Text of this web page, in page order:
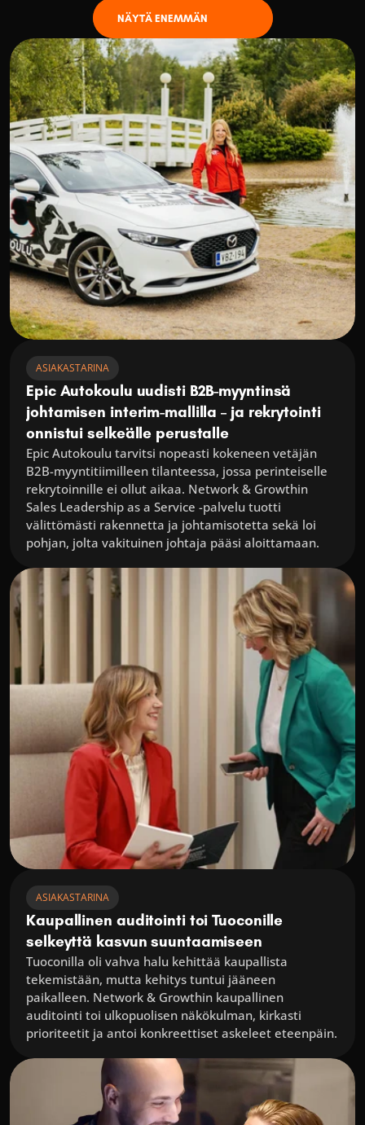
NÄYTÄ ENEMMÄN
ASIAKASTARINA
Epic Autokoulu uudisti B2B-myyntinsä
johtamisen interim-mallilla – ja rekrytointi
onnistui selkeälle perustalle
Epic Autokoulu tarvitsi nopeasti kokeneen vetäjän
B2B-myyntitiimilleen tilanteessa, jossa perinteiselle
rekrytoinnille ei ollut aikaa. Network & Growthin
Sales Leadership as a Service -palvelu tuotti
välittömästi rakennetta ja johtamisotetta sekä loi
pohjan, jolta vakituinen johtaja pääsi aloittamaan.
ASIAKASTARINA
Kaupallinen auditointi toi Tuoconille
selkeyttä kasvun suuntaamiseen
Tuoconilla oli vahva halu kehittää kaupallista
tekemistään, mutta kehitys tuntui jääneen
paikalleen. Network & Growthin kaupallinen
auditointi toi ulkopuolisen näkökulman, kirkasti
prioriteetit ja antoi konkreettiset askeleet eteenpäin.